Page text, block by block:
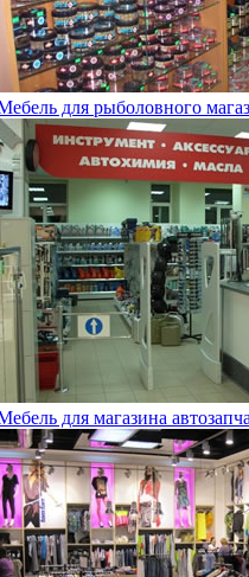
для рыболовного
для магазина